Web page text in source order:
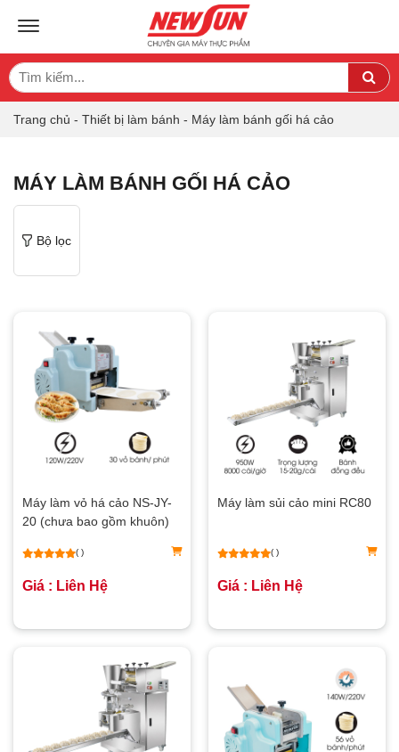
TOGGLE NAVIGATION
Search
for:
Trang chủ - Thiết bị làm bánh - Máy làm bánh gối há cảo
MÁY LÀM BÁNH GỐI HÁ CẢO
Bộ lọc
Máy làm vỏ há cảo NS-JY-
20 (chưa bao gồm khuôn)
( )
Giá : Liên Hệ
Máy làm sủi cảo mini RC80
( )
Giá : Liên Hệ